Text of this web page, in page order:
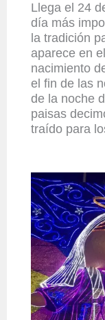
Llega el 24
día más
la tradición
aparece en
nacimiento
el fin de las
de la noche
paisas
traído para